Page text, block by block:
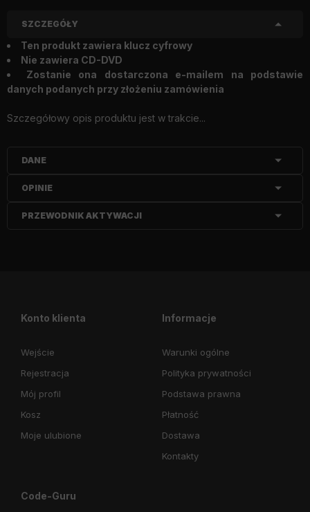
SZCZEGÓŁY
Ten produkt zawiera klucz cyfrowy
Nie zawiera CD-DVD
Zostanie ona dostarczona e-mailem na podstawie
danych podanych przy złożeniu zamówienia
Szczegółowy opis produktu jest w trakcie...
DANE
OPINIE
PRZEWODNIK AKTYWACJI
Konto klienta
Wejście
Rejestracja
Mój profil
Kosz
Moje ulubione
Informacje
Warunki ogólne
Polityka prywatności
Podstawa prawna
Płatność
Dostawa
Kontakty
Code-Guru